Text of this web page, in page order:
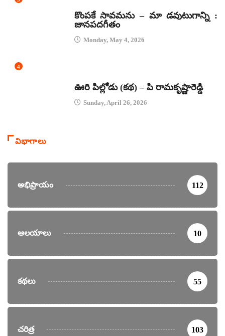
కొంపకే సావమను – మా డవుటుగాన్ని :
జానపదగీతం
Monday, May 4, 2026
4
ఊరి పిల్లోడు (కథ) – పి రామకృష్ణారెడ్డి
Sunday, April 26, 2026
విభాగాలు
అభిప్రాయం 112
ఆలయాలు 10
కథలు 55
చరిత్ర 103